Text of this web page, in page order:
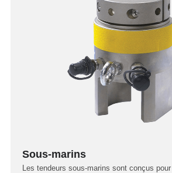
Sous-marins
Les tendeurs sous-marins sont conçus